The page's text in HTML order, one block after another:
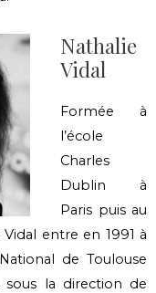
Nathalie
Vidal
Formée à
l’école
Charles
Dublin à
Paris puis au
entre en 1991 à
de Toulouse
sous la direction de